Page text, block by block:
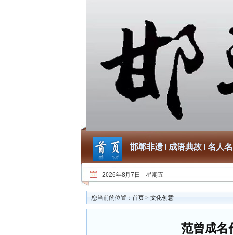
邯郸非遗 成语典故 名人
2026年8月7日 星期五
您当前的位置： 首页 > 文化创意
范曾成名